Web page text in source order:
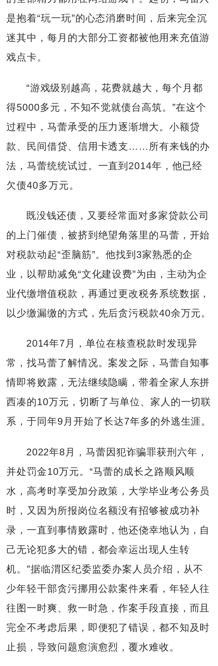
是抱着“玩一玩”的心态消磨时间，后来完全沉
迷其中，每月的大部分工资都被他用来充值游
戏点卡。
“游戏级别越高，花费就越大，每个月都
得5000多元，不知不觉就债台高筑。”在这个
过程中，马蕾承受的压力逐渐增大。小额贷
款、民间借贷、信用卡透支……所有来钱的办
法，马蕾统统试过。一直到2014年，他已经
欠债40多万元。
既没钱还债，又要经常面对多家贷款公司
的上门催债，被挤到绝望角落里的马蕾，开始
对税款动起“歪脑筋”。他找到3家熟悉的企
业，以帮助减免“文化建设费”为由，主动为企
业代缴增值税款，再通过更改税务系统数据，
以少缴漏缴的方式，先后贪污税款40余万元。
2014年7月，单位在核查税款时发现异
常，找马蕾了解情况。案发之际，马蕾自知事
情即将败露，无法继续隐瞒，带着全家人东拼
西凑的10万元，切断了与单位、家人的一切联
系，于同年9月开始了长达7年多的外逃生涯。
2022年8月，马蕾因犯诈骗罪获刑六年，
并处罚金10万元。“马蕾的成长之路顺风顺
水，高考时享受加分政策，大学毕业考公务员
时，又因为所报岗位名额没有招够被成功补
录，一直到事情败露时，他还侥幸地认为，自
己无论犯多大的错，都会幸运出现人生转
机。”据临渭区纪委监委办案人员介绍，从不
少年轻干部贪污挪用公款案件来看，年轻人往
往图一时爽、救一时急，作案手段直接，而且
完全不考虑后果，即便犯了错误，都不知及时
止损，导致问题愈演愈烈，覆水难收。